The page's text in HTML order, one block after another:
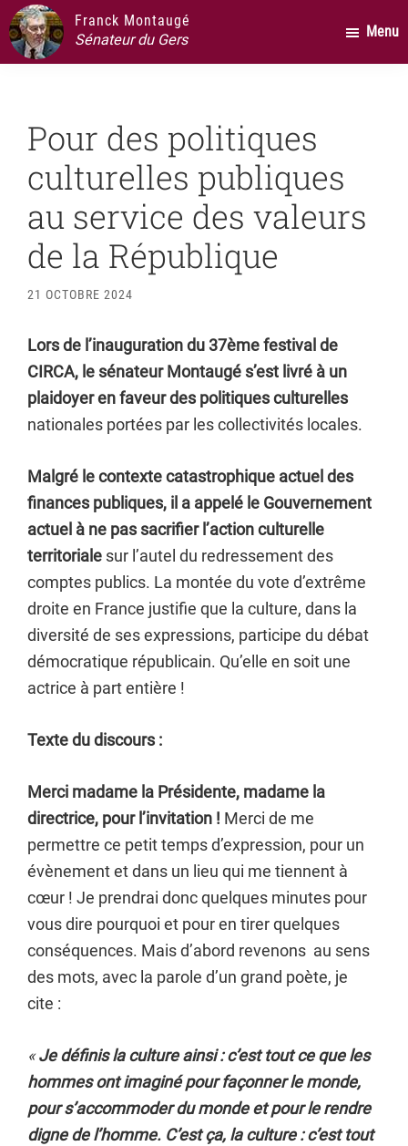
Passer
au
contenu
Passer
la
principale
Passer
au
pied
Franck Montaugé
Sénateur du Gers
Menu
Pour des politiques
culturelles publiques
au service des valeurs
de la République
21 OCTOBRE 2024
Lors de l’inauguration du 37ème festival de
CIRCA, le sénateur Montaugé s’est livré à un
plaidoyer en faveur des politiques culturelles
nationales portées par les collectivités locales.
Malgré le contexte catastrophique actuel des
finances publiques, il a appelé le Gouvernement
actuel à ne pas sacrifier l’action culturelle
territoriale sur l’autel du redressement des
comptes publics. La montée du vote d’extrême
droite en France justifie que la culture, dans la
diversité de ses expressions, participe du débat
démocratique républicain. Qu’elle en soit une
actrice à part entière !
Texte du discours :
Merci madame la Présidente, madame la
directrice, pour l’invitation ! Merci de me
permettre ce petit temps d’expression, pour un
évènement et dans un lieu qui me tiennent à
cœur ! Je prendrai donc quelques minutes pour
vous dire pourquoi et pour en tirer quelques
conséquences. Mais d’abord revenons au sens
des mots, avec la parole d’un grand poète, je
cite :
«Je définis la culture ainsi : c’est tout ce que les
hommes ont imaginé pour façonner le monde,
pour s’accommoder du monde et pour le rendre
digne de l’homme. C’est ça, la culture : c’est tout